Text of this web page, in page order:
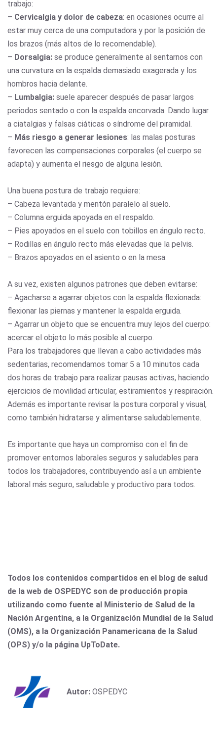
trabajo:
– Cervicalgia y dolor de cabeza: en ocasiones ocurre al
estar muy cerca de una computadora y por la posición de
los brazos (más altos de lo recomendable).
– Dorsalgia: se produce generalmente al sentarnos con
una curvatura en la espalda demasiado exagerada y los
hombros hacia delante.
– Lumbalgia: suele aparecer después de pasar largos
periodos sentado o con la espalda encorvada. Dando lugar
a ciatalgias y falsas ciáticas o síndrome del piramidal.
– Más riesgo a generar lesiones: las malas posturas
favorecen las compensaciones corporales (el cuerpo se
adapta) y aumenta el riesgo de alguna lesión.
Una buena postura de trabajo requiere:
– Cabeza levantada y mentón paralelo al suelo.
– Columna erguida apoyada en el respaldo.
– Pies apoyados en el suelo con tobillos en ángulo recto.
– Rodillas en ángulo recto más elevadas que la pelvis.
– Brazos apoyados en el asiento o en la mesa.
A su vez, existen algunos patrones que deben evitarse:
– Agacharse a agarrar objetos con la espalda flexionada:
flexionar las piernas y mantener la espalda erguida.
– Agarrar un objeto que se encuentra muy lejos del cuerpo:
acercar el objeto lo más posible al cuerpo.
Para los trabajadores que llevan a cabo actividades más
sedentarias, recomendamos tomar 5 a 10 minutos cada
dos horas de trabajo para realizar pausas activas, haciendo
ejercicios de movilidad articular, estiramientos y respiración.
Además es importante revisar la postura corporal y visual,
como también hidratarse y alimentarse saludablemente.
Es importante que haya un compromiso con el fin de
promover entornos laborales seguros y saludables para
todos los trabajadores, contribuyendo así a un ambiente
laboral más seguro, saludable y productivo para todos.
Todos los contenidos compartidos en el blog de salud
de la web de OSPEDYC son de producción propia
utilizando como fuente al Ministerio de Salud de la
Nación Argentina, a la Organización Mundial de la Salud
(OMS), a la Organización Panamericana de la Salud
(OPS) y/o la página UpToDate.
Autor: OSPEDYC